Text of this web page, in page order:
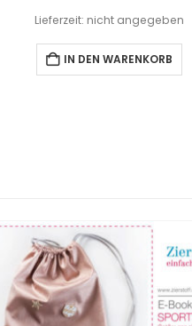
Lieferzeit: nicht angegeben
IN DEN WARENKORB